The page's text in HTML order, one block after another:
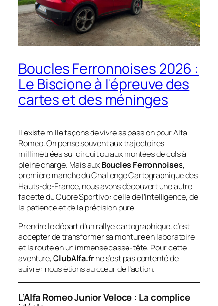
Boucles Ferronnoises 2026 :
Le Biscione à l’épreuve des
cartes et des méninges
Il existe mille façons de vivre sa passion pour Alfa
Romeo. On pense souvent aux trajectoires
millimétrées sur circuit ou aux montées de cols à
pleine charge. Mais auxBoucles Ferronnoises,
première manche du Challenge Cartographique des
Hauts-de-France, nous avons découvert une autre
facette duCuore Sportivo: celle de l’intelligence, de
la patience et de la précision pure.
Prendre le départ d’un rallye cartographique, c’est
accepter de transformer sa monture en laboratoire
et la route en un immense casse-tête. Pour cette
aventure,ClubAlfa.frne s’est pas contenté de
suivre : nous étions au cœur de l’action.
L’Alfa Romeo Junior Veloce : La complice